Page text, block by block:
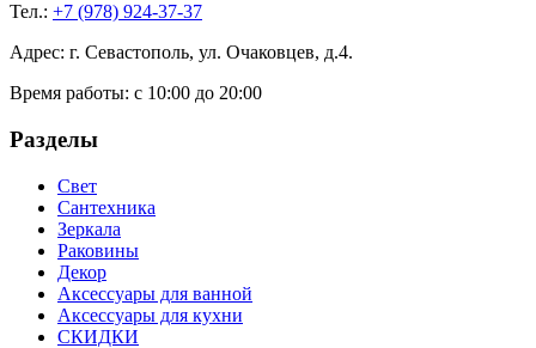
Тел.: +7 (978) 924-37-37
Адрес: г. Севастополь, ул. Очаковцев, д.4.
Время работы: с 10:00 до 20:00
Разделы
Свет
Сантехника
Зеркала
Раковины
Декор
Аксессуары для ванной
Аксессуары для кухни
СКИДКИ